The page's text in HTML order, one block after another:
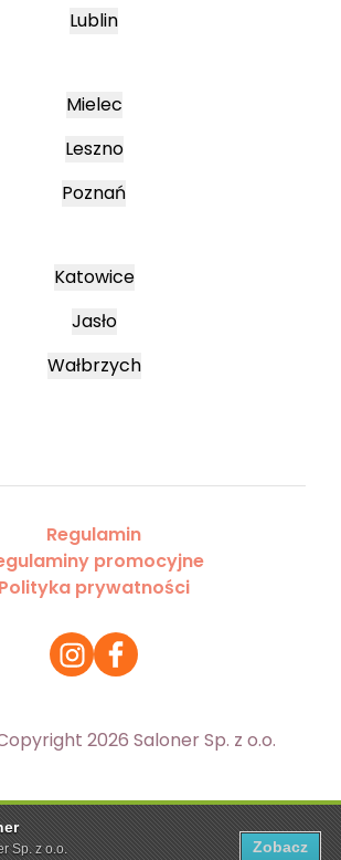
Sp. z o.o. Zobacz
z plików cookies. Aby dowiedzieć się
Lublin
Mielec
Leszno
Poznań
Katowice
Jasło
Wałbrzych
Regulamin
promocyjne
Polityka prywatności
2026 Saloner Sp. z o.o.